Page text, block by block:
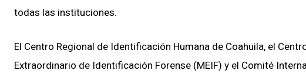
todas las instituciones.
El Centro Regional de Identificación Humana de Coahuila, el
Extraordinario de Identificación Forense (MEIF) y el Comité